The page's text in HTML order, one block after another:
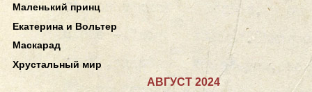
Маленький принц
Екатерина и Вольтер
Маскарад
Хрустальный мир
АВГУСТ 2024